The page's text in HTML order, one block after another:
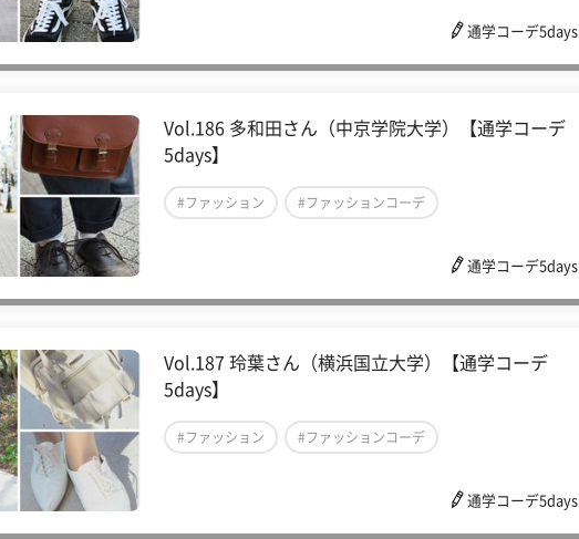
通学コーデ5days
Vol.186 多和田さん（中京学院大学）【通学コーデ
5days】
#ファッション #ファッションコーデ
通学コーデ5days
Vol.187 玲葉さん（横浜国立大学）【通学コーデ
5days】
#ファッション #ファッションコーデ
通学コーデ5days